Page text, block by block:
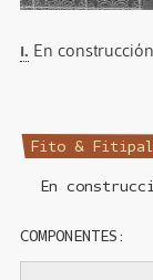
I. En construcción
Fito &
En
COMPONENTES: